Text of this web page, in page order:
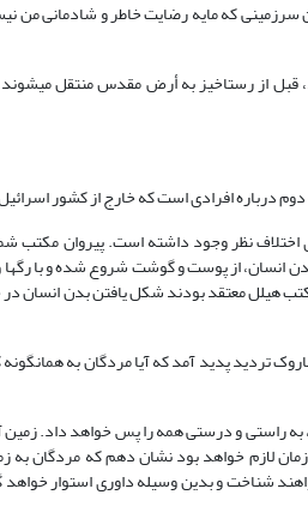
که مایه رضایت خاطر و شادمانی من
از رستاخیز به أرض مقدس منتقل می‏شوند
افرادی است که خارج از کشور اسرائیل فوت
نظر وجود داشته است. پیروان مکتب
از پوست و گوشت شروع شده و با رگ‏ها و
هیلل معتقد بودند شکل یافتن بدن انسان
تردید پدید آمد که آیا مردگان به
به راستی و درستی همه را پس خواهد داد.
لازم خواهد بود نشان دهم که مردگان به
شناخت و بدین وسیله داوری استوار